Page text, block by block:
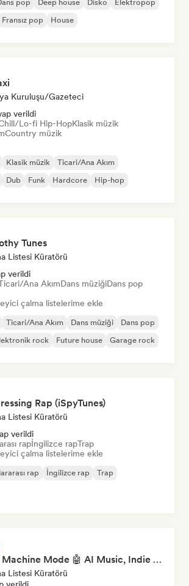
pop Deep house Disko
Elektropop
Fransız pop House
Kuruluşu/Gazeteci
verildi
Lo-fi Hip-HopKlasik müzik
Country müzik
Klasik müzik
Ticari/Ana Akım
Dub Funk Hardcore Hip-hop
Tunes
Listesi Küratörü
verildi
Ana AkımDans müziğiDans pop
çalma listelerime ekle
Ticari/Ana Akım Dans müziği
Dans pop
rock Future house Garage rock
Rap (iSpyTunes)
Listesi Küratörü
verildi
rapİngilizce rapTrap
çalma listelerime ekle
rap İngilizce rap Trap
Pop Machine Mode 🤖 AI Music, Indie Pop & Dream Pop
Listesi Küratörü